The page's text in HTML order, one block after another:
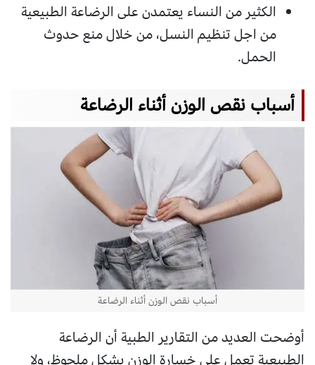
الكثير من النساء يعتمدن على الرضاعة الطبيعية
من اجل تنظيم النسل، من خلال منع حدوث
الحمل.
أسباب نقص الوزن أثناء الرضاعة
أسباب نقص الوزن أثناء الرضاعة
أوضحت العديد من التقارير الطبية أن الرضاعة
الطبيعية تعمل على خسارة الوزن بشكل ملحوظ، ولا